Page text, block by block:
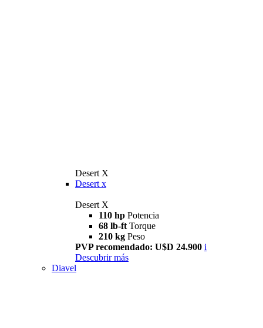
Desert X
Desert x
Desert X
110 hp Potencia
68 lb-ft Torque
210 kg Peso
PVP recomendado: U$D 24.900 i
Descubrir más
Diavel